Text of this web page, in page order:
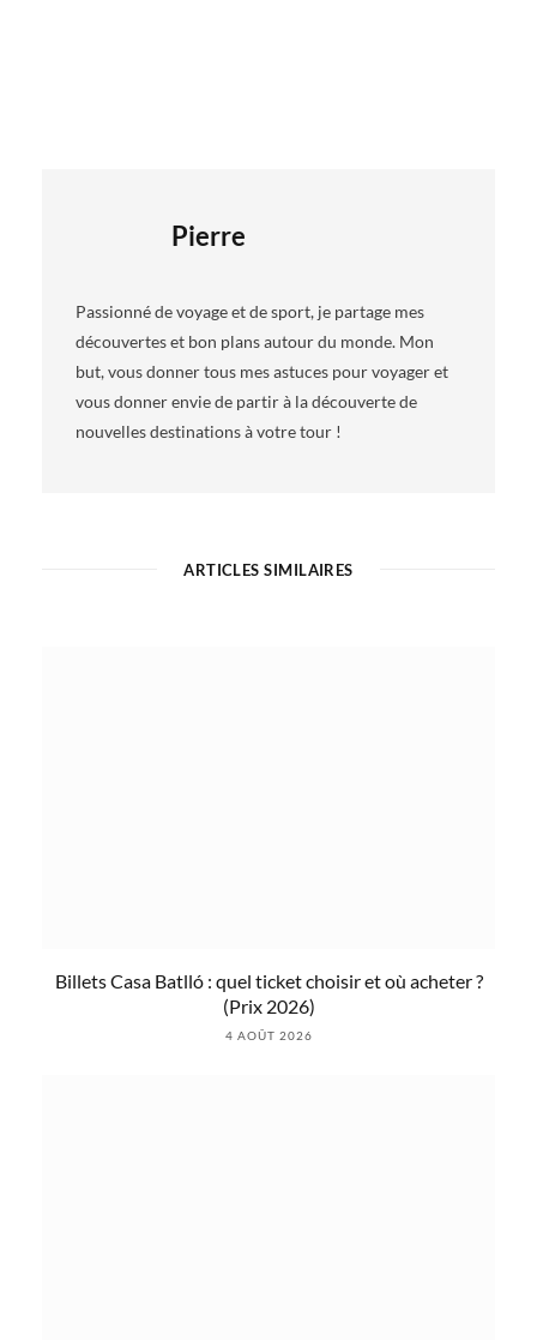
Pierre
Passionné de voyage et de sport, je partage mes
découvertes et bon plans autour du monde. Mon
but, vous donner tous mes astuces pour voyager et
vous donner envie de partir à la découverte de
nouvelles destinations à votre tour !
ARTICLES SIMILAIRES
Billets Casa Batlló : quel ticket choisir et où acheter ?
(Prix 2026)
4 AOÛT 2026